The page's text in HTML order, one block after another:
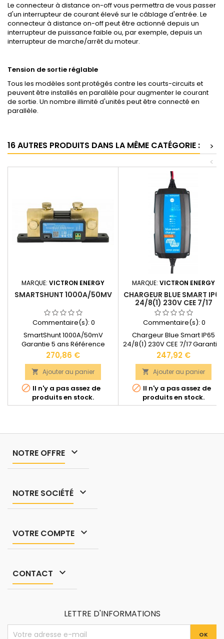
Le connecteur à distance on-off vous permettra de vous passer
d'un interrupteur de courant élevé sur le câblage d'entrée. Le
connecteur à distance on-off peut être actionné depuis un
interrupteur de puissance faible ou, par exemple, depuis un
interrupteur de marche/arrêt du moteur.
Tension de sortie réglable
Tous les modèles sont protégés contre les courts-circuits et
peuvent être installés en parallèle pour augmenter le courant
de sortie. Un nombre illimité d'unités peut être connecté en
parallèle.
16 AUTRES PRODUITS DANS LA MÊME CATÉGORIE :
>
<
MARQUE: VICTRON ENERGY
SMARTSHUNT 1000A/50MV
Commentaire(s): 0
SmartShunt 1000A/50mV
Garantie 5 ans Référence
Victron Energy : SHU050210050
Dimensions : 68 x 120 x 54 mm
Indice de protection : IP21 Port
de communication : VE.Direct
Documentation technique
disponible dans les
"DOCUMENTS JOINTS"
Prix
270,86 €
 Ajouter au panier
 Il n'y a pas assez de
produits en stock.
MARQUE: VICTRON ENERGY
CHARGEUR BLUE SMART IP65
24/8(1) 230V CEE 7/17
Commentaire(s): 0
Chargeur Blue Smart IP65
24/8(1) 230V CEE 7/17 Garantie :
5 ansCourant de charge :
8ADegré de protection : IP65
(Protégé contre poussières et
jets d'eau)Inclus : Pinces
crocodiles et œillets
M8Dimensions : 60 x 105 x 190
mmPoids : 0,9
"DOCUMENTS JOINTS".
Prix
247,92 €
 Ajouter au panier
 Il n'y a pas assez de
produits en stock.
NOTRE OFFRE 
NOTRE SOCIÉTÉ 
VOTRE COMPTE 
CONTACT 
LETTRE D'INFORMATIONS